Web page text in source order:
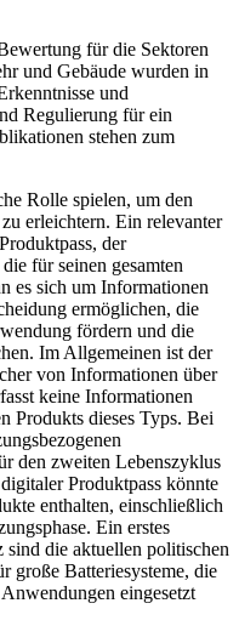
für die Sektoren
und Gebäude wurden in
und
Regulierung für ein
stehen zum
Rolle spielen, um den
erleichtern. Ein relevanter
der
für seinen gesamten
es sich um Informationen
ermöglichen, die
fördern und die
Im Allgemeinen ist der
von Informationen über
keine Informationen
Produkts dieses Typs. Bei
den zweiten Lebenszyklus
Produktpass könnte
enthalten, einschließlich
Ein erstes
die aktuellen politischen
große Batteriesysteme, die
eingesetzt